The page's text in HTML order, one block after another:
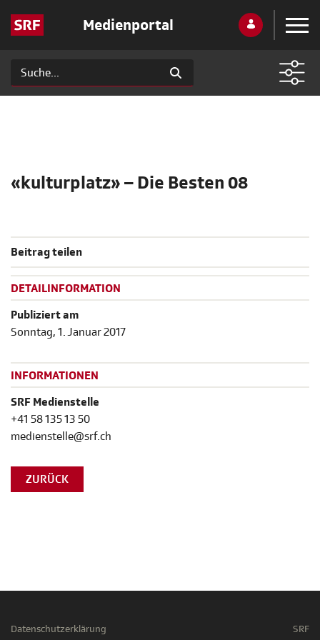
Medienportal
«kulturplatz» – Die Besten 08
Beitrag teilen
DETAILINFORMATION
Publiziert am
Sonntag, 1. Januar 2017
INFORMATIONEN
SRF Medienstelle
+41 58 135 13 50
medienstelle@srf.ch
ZURÜCK
Datenschutzerklärung SRF